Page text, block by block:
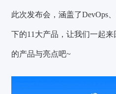
此次发布会，涵盖了DevOps
下的11大产品，让我们一起
的产品与亮点吧~